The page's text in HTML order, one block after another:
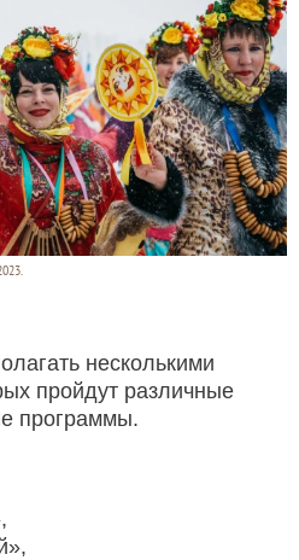
несколькими
пройдут различные
программы.